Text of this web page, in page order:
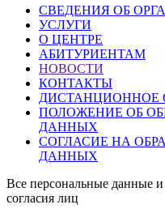
СВЕДЕНИЯ ОБ
УСЛУГИ
О ЦЕНТРЕ
АБИТУРИЕНТАМ
НОВОСТИ
КОНТАКТЫ
ДИСТАНЦИОННОЕ
ПОЛОЖЕНИЕ ОБ
ДАННЫХ
СОГЛАСИЕ НА
ДАННЫХ
Все персональные данные
согласия лиц